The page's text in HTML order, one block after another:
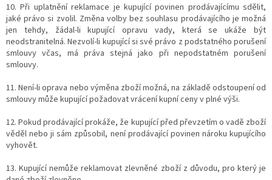
10. Při uplatnění reklamace je kupující povinen prodávajícímu sdělit,
jaké právo si zvolil. Změna volby bez souhlasu prodávajícího je možná
jen tehdy, žádal-li kupující opravu vady, která se ukáže být
neodstranitelná. Nezvolí-li kupující si své právo z podstatného porušení
smlouvy včas, má práva stejná jako při nepodstatném porušení
smlouvy.
11. Není-li oprava nebo výměna zboží možná, na základě odstoupení od
smlouvy může kupující požadovat vrácení kupní ceny v plné výši.
12. Pokud prodávající prokáže, že kupující před převzetím o vadě zboží
věděl nebo ji sám způsobil, není prodávající povinen nároku kupujícího
vyhovět.
13. Kupující nemůže reklamovat zlevněné zboží z důvodu, pro který je